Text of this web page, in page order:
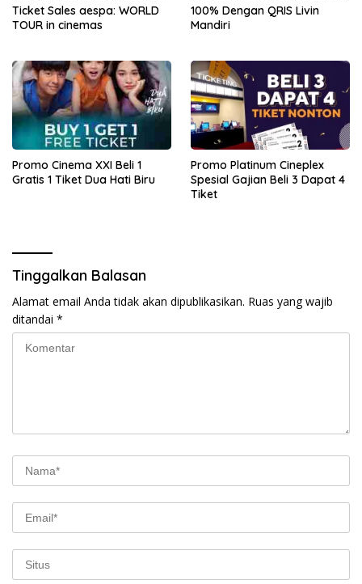
Ticket Sales aespa: WORLD
TOUR in cinemas
100% Dengan QRIS Livin
Mandiri
Promo Cinema XXI Beli 1
Gratis 1 Tiket Dua Hati Biru
Promo Platinum Cineplex
Spesial Gajian Beli 3 Dapat 4
Tiket
Tinggalkan Balasan
Alamat email Anda tidak akan dipublikasikan. Ruas yang wajib
ditandai *